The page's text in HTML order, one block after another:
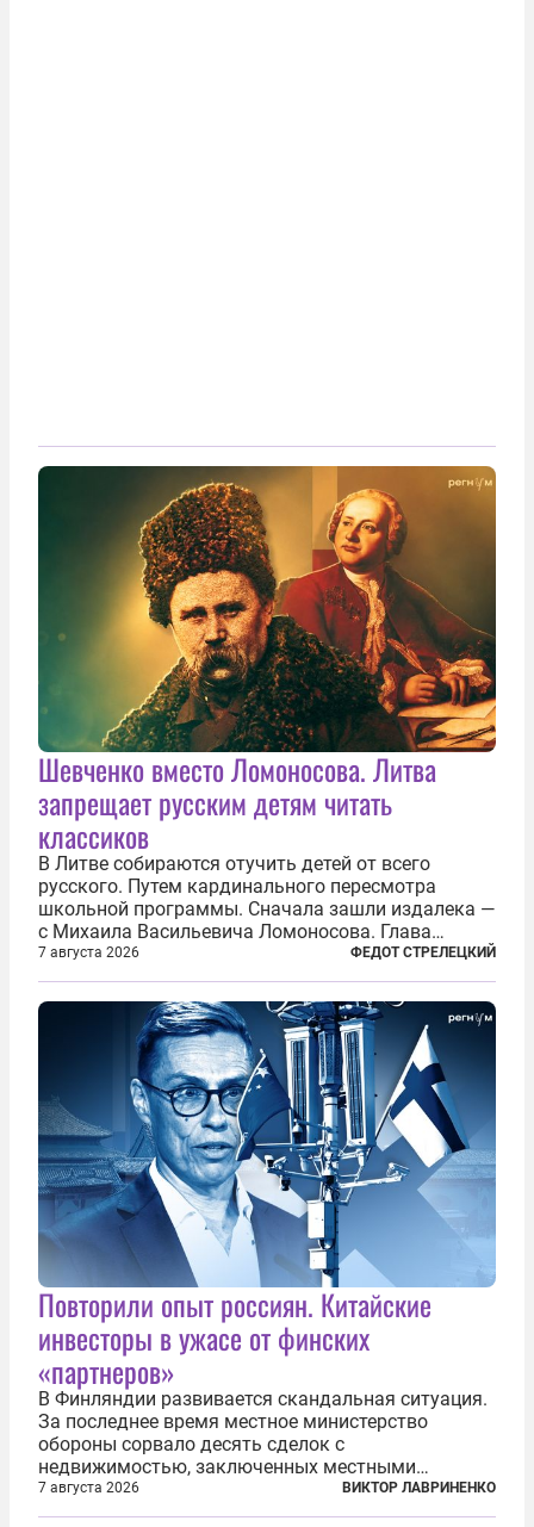
Шевченко вместо Ломоносова. Литва
запрещает русским детям читать
классиков
В Литве собираются отучить детей от всего
русского. Путем кардинального пересмотра
школьной программы. Сначала зашли издалека —
с Михаила Васильевича Ломоносова. Глава
правительства Литвы Миндаугас Синкявичюс
предложил исключить его тексты из программ
общего образования. Мотивировал он это тем,
7 августа 2026 ФЕДОТ СТРЕЛЕЦКИЙ
Повторили опыт россиян. Китайские
инвесторы в ужасе от финских
«партнеров»
В Финляндии развивается скандальная ситуация.
За последнее время местное министерство
обороны сорвало десять сделок с
недвижимостью, заключенных местными
фирмами с китайским капиталом. Чиновники
заявили, что они могли заключаться с целью
7 августа 2026 ВИКТОР ЛАВРИНЕНКО